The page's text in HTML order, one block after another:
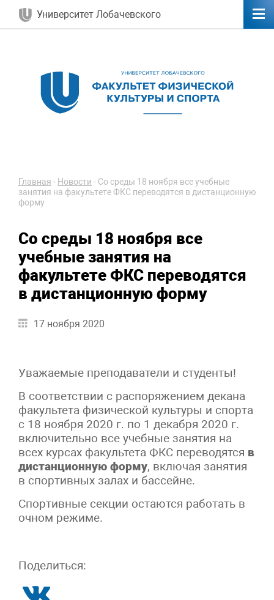
Университет Лобачевского
Главная - Новости - Со среды 18 ноября все учебные
занятия на факультете ФКС переводятся в дистанционную
форму
Со среды 18 ноября все
учебные занятия на
факультете ФКС переводятся
в дистанционную форму
17 ноября 2020
Уважаемые преподаватели и студенты!
В соответствии с распоряжением декана
факультета физической культуры и спорта
с 18 ноября 2020 г. по 1 декабря 2020 г.
включительно все учебные занятия на
всех курсах факультета ФКС переводятся в
дистанционную форму, включая занятия
в спортивных залах и бассейне.
Спортивные секции остаются работать в
очном режиме.
Поделиться: